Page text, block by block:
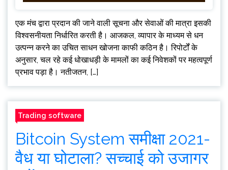
एक मंच द्वारा प्रदान की जाने वाली सूचना और सेवाओं की मात्रा इसकी
विश्वसनीयता निर्धारित करती है। आजकल, व्यापार के माध्यम से धन
उत्पन्न करने का उचित साधन खोजना काफी कठिन है। रिपोर्टों के
अनुसार, चल रहे कई धोखाधड़ी के मामलों का कई निवेशकों पर महत्वपूर्ण
प्रभाव पड़ा है। नतीजतन, […]
Trading software
Bitcoin System समीक्षा 2021-
वैध या घोटाला? सच्चाई को उजागर